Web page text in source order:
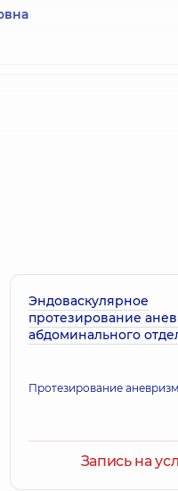
Терапевт,18 лет
Эндоваскулярное
протезирование
абдоминального
Протезирование
Запись на